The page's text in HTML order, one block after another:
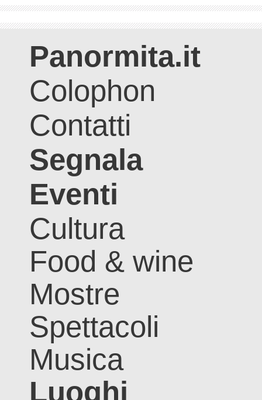
Panormita.it
Colophon
Contatti
Segnala
Eventi
Cultura
Food & wine
Mostre
Spettacoli
Musica
Luoghi